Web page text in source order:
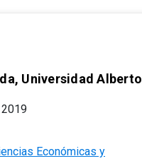
Universidad Alberto
Económicas y